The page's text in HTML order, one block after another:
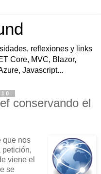
reflexiones y links
Core, MVC, Blazor,
Javascript...
conservando el
que nos
petición,
viene el
se